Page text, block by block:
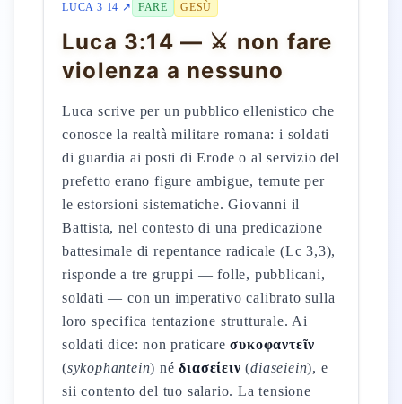
LUCA 3 14 ↗ FARE GESÙ
Luca 3:14 — ⚔️ non fare
violenza a nessuno
Luca scrive per un pubblico ellenistico che
conosce la realtà militare romana: i soldati
di guardia ai posti di Erode o al servizio del
prefetto erano figure ambigue, temute per
le estorsioni sistematiche. Giovanni il
Battista, nel contesto di una predicazione
battesimale di repentance radicale (Lc 3,3),
risponde a tre gruppi — folle, pubblicani,
soldati — con un imperativo calibrato sulla
loro specifica tentazione strutturale. Ai
soldati dice: non praticareσυκοφαντεῖν
(sykophantein) néδιασείειν (diaseiein), e
sii contento del tuo salario. La tensione